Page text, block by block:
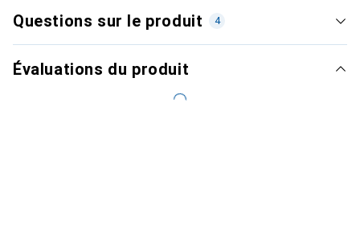
Questions sur le produit 4
Évaluations du produit